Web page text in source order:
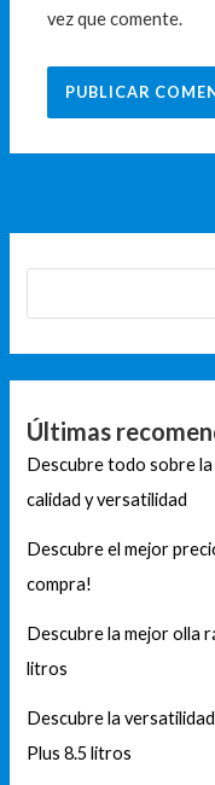
vez que comente.
Últimas
Descubre todo sobre
calidad y versatilidad
Descubre el mejor
compra!
Descubre la mejor olla
litros
Descubre la
Plus 8.5 litros